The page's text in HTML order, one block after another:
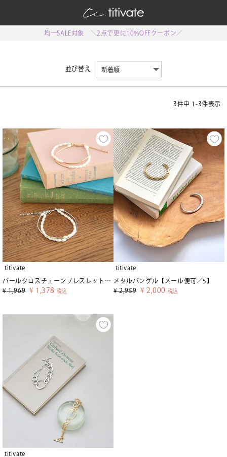
均一SALE対象 ＼2点で更に10%OFFクーポン／
並び替え
3件中 1 -3件表示
titivate
パールクロスチェーンブレスレット【メール便可／5】
¥ 1,969 ¥ 1,378 税込
titivate
メタルバングル【メール便可／5】
¥ 2,959 ¥ 2,000 税込
titivate